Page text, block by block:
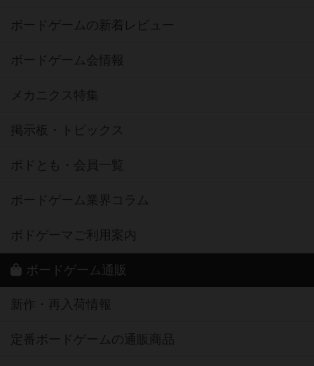
ボードゲームの新着レビュー
ボードゲーム会情報
メカニクス特集
掲示板・トピックス
ボドとも・会員一覧
ボードゲーム業界コラム
ボドゲーマご利用案内
ボードゲーム通販
新作・再入荷情報
定番ボードゲームの通販商品